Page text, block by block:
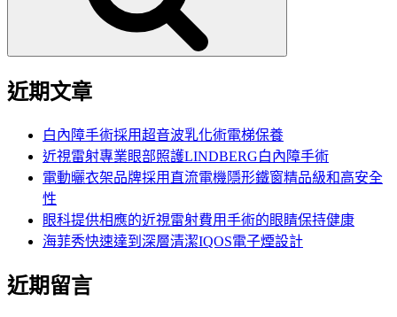
近期文章
白內障手術採用超音波乳化術電梯保養
近視雷射專業眼部照護LINDBERG白內障手術
電動曬衣架品牌採用直流電機隱形鐵窗精品級和高安全
性
眼科提供相應的近視雷射費用手術的眼睛保持健康
海菲秀快速達到深層清潔IQOS電子煙設計
近期留言